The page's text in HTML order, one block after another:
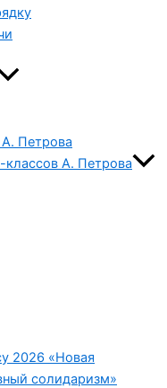
Петрова
классов А. Петрова
2026 «Новая
солидаризм»